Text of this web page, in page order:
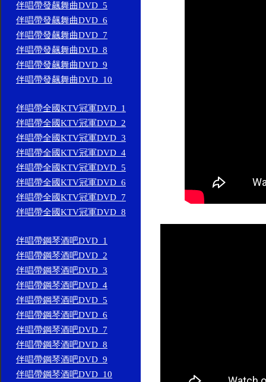
伴唱帶發飆舞曲DVD_5
伴唱帶發飆舞曲DVD_6
伴唱帶發飆舞曲DVD_7
伴唱帶發飆舞曲DVD_8
伴唱帶發飆舞曲DVD_9
伴唱帶發飆舞曲DVD_10
伴唱帶全國KTV冠軍DVD_1
伴唱帶全國KTV冠軍DVD_2
伴唱帶全國KTV冠軍DVD_3
伴唱帶全國KTV冠軍DVD_4
伴唱帶全國KTV冠軍DVD_5
伴唱帶全國KTV冠軍DVD_6
伴唱帶全國KTV冠軍DVD_7
伴唱帶全國KTV冠軍DVD_8
伴唱帶鋼琴酒吧DVD_1
伴唱帶鋼琴酒吧DVD_2
伴唱帶鋼琴酒吧DVD_3
伴唱帶鋼琴酒吧DVD_4
伴唱帶鋼琴酒吧DVD_5
伴唱帶鋼琴酒吧DVD_6
伴唱帶鋼琴酒吧DVD_7
伴唱帶鋼琴酒吧DVD_8
伴唱帶鋼琴酒吧DVD_9
伴唱帶鋼琴酒吧DVD_10